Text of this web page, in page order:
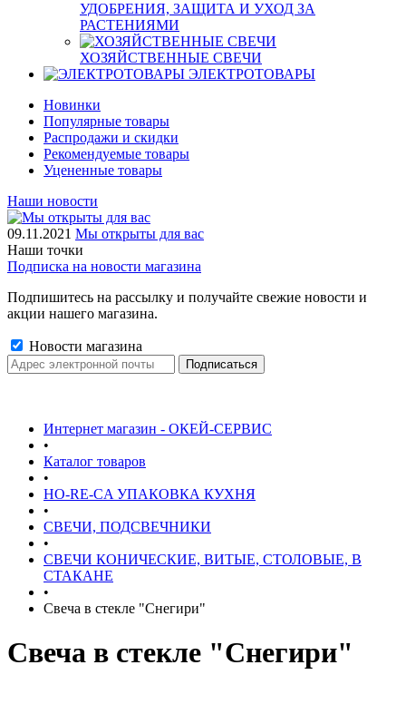
УДОБРЕНИЯ, ЗАЩИТА И УХОД ЗА
РАСТЕНИЯМИ
ХОЗЯЙСТВЕННЫЕ СВЕЧИ
ЭЛЕКТРОТОВАРЫ
Новинки
Популярные товары
Распродажи и скидки
Рекомендуемые товары
Уцененные товары
Наши новости
09.11.2021 Мы открыты для вас
Наши точки
Подписка на новости магазина
Подпишитесь на рассылку и получайте свежие новости и
акции нашего магазина.
Новости магазина
Интернет магазин - ОКЕЙ-СЕРВИС
•
Каталог товаров
•
HO-RE-CA УПАКОВКА КУХНЯ
•
СВЕЧИ, ПОДСВЕЧНИКИ
•
СВЕЧИ КОНИЧЕСКИЕ, ВИТЫЕ, СТОЛОВЫЕ, В
СТАКАНЕ
•
Свеча в стекле "Снегири"
Свеча в стекле "Снегири"